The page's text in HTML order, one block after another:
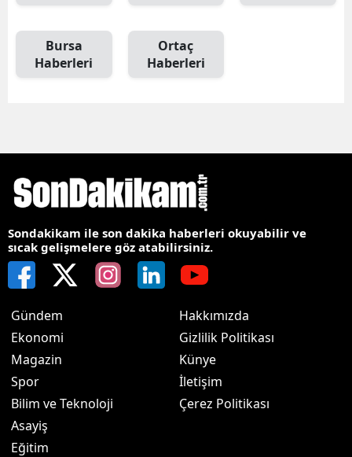
Bursa
Haberleri
Ortaç
Haberleri
Sondakikam ile son dakika haberleri okuyabilir ve
sıcak gelişmelere göz atabilirsiniz.
Gündem
Ekonomi
Magazin
Spor
Bilim ve Teknoloji
Asayiş
Eğitim
Hakkımızda
Gizlilik Politikası
Künye
İletişim
Çerez Politikası